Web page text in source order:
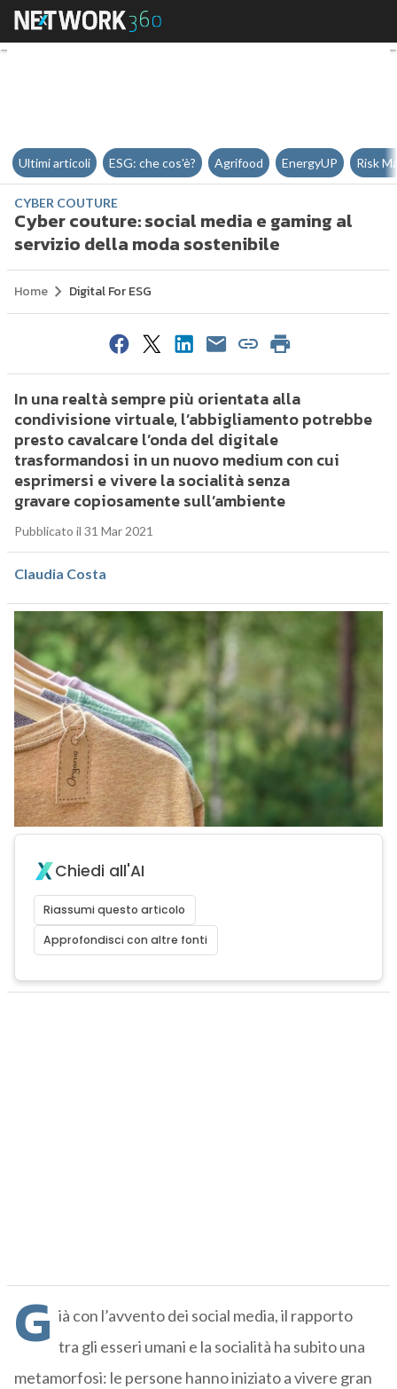
Cyber couture: social media e
Ultimi articoli ESG: che cos'è? Agrifood EnergyUP Risk
CYBER COUTURE
Cyber couture: social media e gaming al
servizio della moda sostenibile
Home Digital For ESG
In una realtà sempre più orientata alla
condivisione virtuale, l’abbigliamento potrebbe
presto cavalcare l’onda del digitale
trasformandosi in un nuovo medium con cui
esprimersi e vivere la socialità senza
gravare copiosamente sull’ambiente
Pubblicato il 31 Mar 2021
Claudia Costa
Chiedi all'AI
Riassumi questo articolo
Approfondisci con altre fonti
G ià con l’avvento dei social media, il rapporto
tra gli esseri umani e la socialità ha subito una
metamorfosi: le persone hanno iniziato avivere gran